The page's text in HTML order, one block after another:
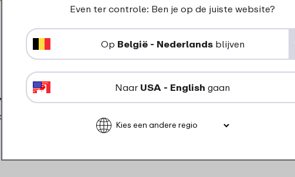
Lekker gezond
de verleiding om even snel een frietje met mayo te halen op
aan het begin van de week wat je gaat eten en het is een kleine
maaltijd even op te warmen. Lekker en gezond!
Even ter controle: Ben je op de juiste website?
Op België - Nederlandsblijven
Naar USA - English gaan